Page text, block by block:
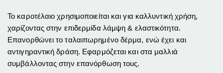
Το καροτέλαιο χρησιμοποιείται και για καλλυντική χρήση,
χαρίζοντας στην επιδερμίδα λάμψη & ελαστικότητα.
Επανορθώνει το ταλαιπωρημένο δέρμα, ενώ έχει και
αντιγηραντική δράση. Εφαρμόζεται και στα μαλλιά
συμβάλλοντας στην επανόρθωση τους.